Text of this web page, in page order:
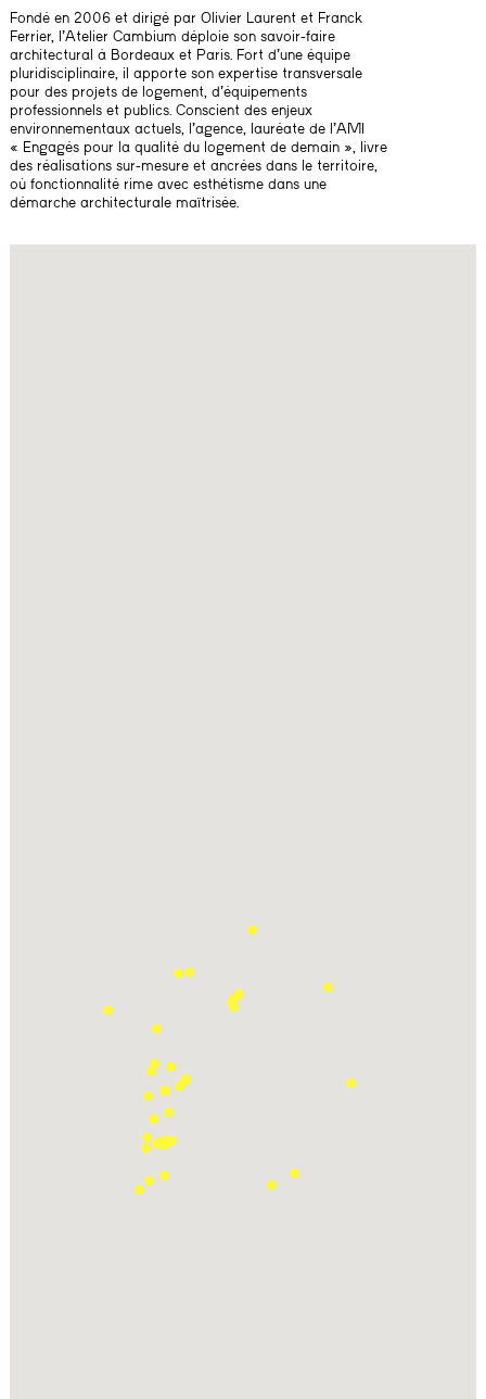
Fondé en 2006 et dirigé par Olivier Laurent et Franck
Ferrier, l’Atelier Cambium déploie son savoir-faire
architectural à Bordeaux et Paris. Fort d’une équipe
pluridisciplinaire, il apporte son expertise transversale
pour des projets de logement, d’équipements
professionnels et publics. Conscient des enjeux
environnementaux actuels, l’agence, lauréate de l’AMI
« Engagés pour la qualité du logement de demain », livre
des réalisations sur-mesure et ancrées dans le territoire,
où fonctionnalité rime avec esthétisme dans une
démarche architecturale maîtrisée.